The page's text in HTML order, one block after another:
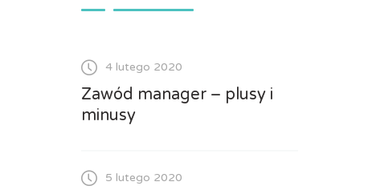
4 lutego 2020
Zawód manager – plusy i
minusy
5 lutego 2020